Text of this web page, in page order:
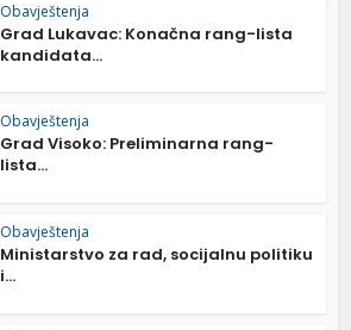
Obavještenja
Grad Lukavac: Konačna rang-lista
kandidata...
Obavještenja
Grad Visoko: Preliminarna rang-
lista...
Obavještenja
Ministarstvo za rad, socijalnu politiku
i...